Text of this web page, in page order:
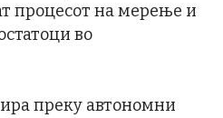
процесот на мерење и
во
преку автономни